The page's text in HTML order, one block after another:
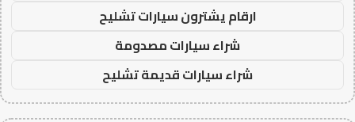
ارقام يشترون سيارات تشليح
شراء سيارات مصدومة
شراء سيارات قديمة تشليح